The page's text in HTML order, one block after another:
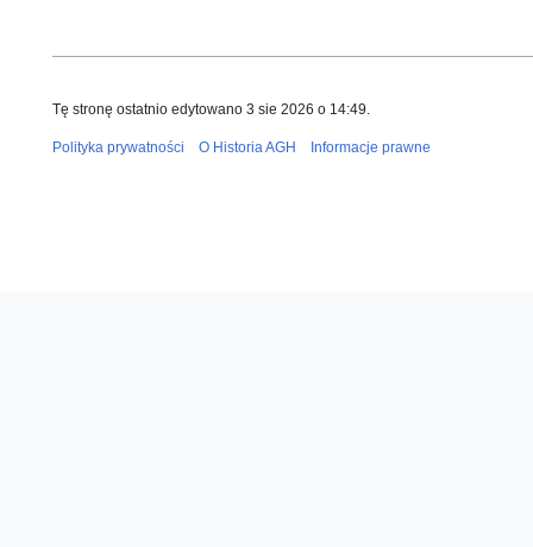
Tę stronę ostatnio edytowano 3 sie 2026 o 14:49.
Polityka prywatności O Historia AGH Informacje prawne